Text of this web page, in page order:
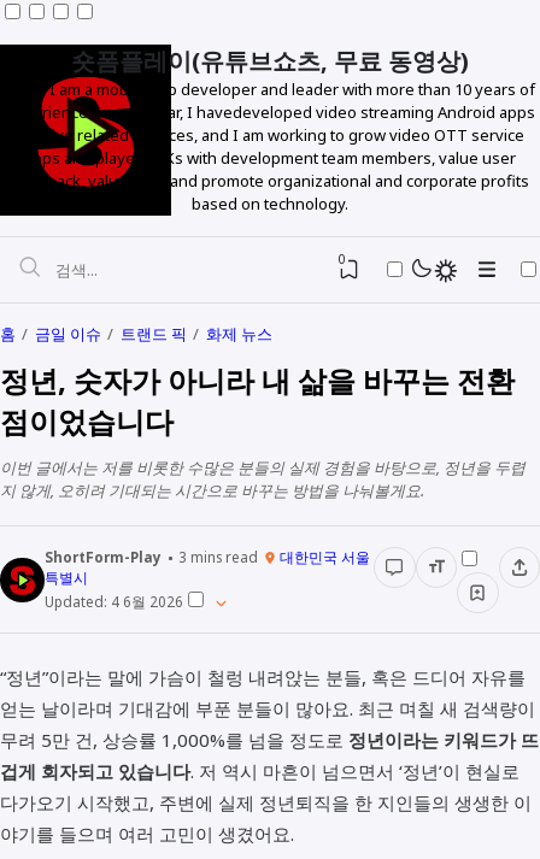
숏폼플레이(유튜브쇼츠, 무료 동영상)
Hello! I am a mobile app developer and leader with more than 10 years of
experience. In particular, I havedeveloped video streaming Android apps
and live related services, and I am working to grow video OTT service
apps and player SDKs with development team members, value user
feedback, value data, and promote organizational and corporate profits
based on technology.
0
홈 금일 이슈 트랜드 픽 화제 뉴스
정년, 숫자가 아니라 내 삶을 바꾸는 전환
점이었습니다
이번 글에서는 저를 비롯한 수많은 분들의 실제 경험을 바탕으로, 정년을 두렵
지 않게, 오히려 기대되는 시간으로 바꾸는 방법을 나눠볼게요.
ShortForm-Play 3 mins read
대한민국 서울
특별시
Updated: 4 6월 2026
“정년”이라는 말에 가슴이 철렁 내려앉는 분들, 혹은 드디어 자유를
얻는 날이라며 기대감에 부푼 분들이 많아요. 최근 며칠 새 검색량이
무려 5만 건, 상승률 1,000%를 넘을 정도로 정년이라는 키워드가 뜨
겁게 회자되고 있습니다. 저 역시 마흔이 넘으면서 ‘정년’이 현실로
다가오기 시작했고, 주변에 실제 정년퇴직을 한 지인들의 생생한 이
야기를 들으며 여러 고민이 생겼어요.